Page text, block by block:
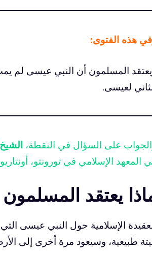
هذه الفتوى:
المسلمون أن النبي عيسى لم
لعيسى.
على السؤال في النقطة،
المعهد الإسلامي في تورونتو،
يعتقد
الإسلامية حول النبي عيسى
طبيعية، وسيعود مرة أخرى إلى